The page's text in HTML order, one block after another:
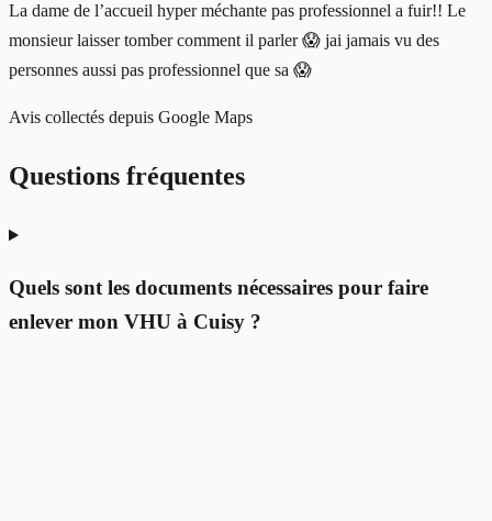
La dame de l’accueil hyper méchante pas professionnel a fuir!! Le
monsieur laisser tomber comment il parler 😱 jai jamais vu des
personnes aussi pas professionnel que sa 😱
Avis collectés depuis Google Maps
Questions fréquentes
Quels sont les documents nécessaires pour faire
enlever mon VHU à Cuisy ?